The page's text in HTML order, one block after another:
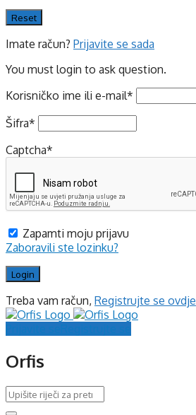
Imate račun? Prijavite se sada
You must login to ask question.
Korisničko ime ili e-mail*
Šifra*
Captcha*
Zapamti moju prijavu
Zaboravili ste lozinku?
Treba vam račun, Registrujte se ovdje
Orfis